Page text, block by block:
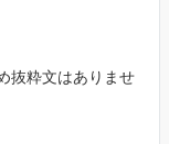
抜粋文はありませ